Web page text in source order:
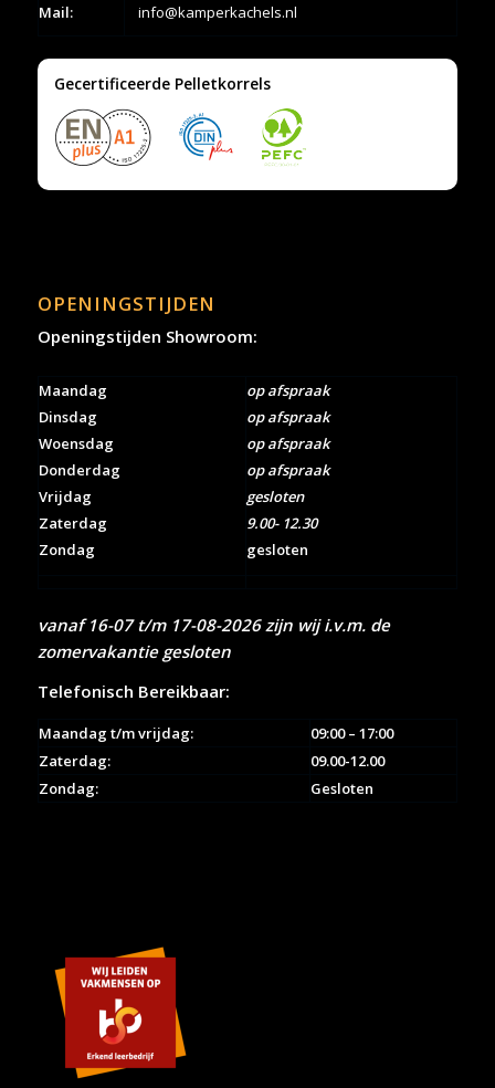
Mail: info@kamperkachels.nl
Gecertificeerde Pelletkorrels
OPENINGSTIJDEN
Openingstijden Showroom:
Maandag
Dinsdag
Woensdag
Donderdag
Vrijdag
Zaterdag
Zondag
op afspraak
op afspraak
op afspraak
op afspraak
gesloten
9.00- 12.30
gesloten
vanaf 16-07 t/m 17-08-2026 zijn wij i.v.m. de
zomervakantie gesloten
Telefonisch Bereikbaar:
Maandag t/m vrijdag:
09:00 – 17:00
Zaterdag:
09.00-12.00
Zondag:
Gesloten